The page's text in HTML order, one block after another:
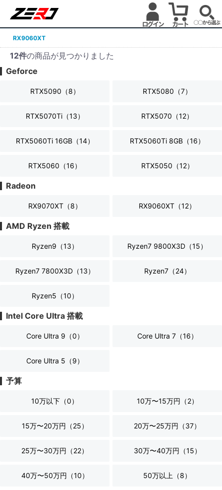
RX9060XT
12件の商品が見つかりました
Geforce
RTX5090（8） RTX5080（7）
RTX5070Ti（13） RTX5070（12）
RTX5060Ti 16GB（14） RTX5060Ti 8GB（16）
RTX5060（16） RTX5050（12）
Radeon
RX9070XT（8） RX9060XT（12）
AMD Ryzen 搭載
Ryzen9（13） Ryzen7 9800X3D（15）
Ryzen7 7800X3D（13） Ryzen7（24）
Ryzen5（10）
Intel Core Ultra 搭載
Core Ultra 9（0） Core Ultra 7（16）
Core Ultra 5（9）
予算
10万以下（0） 10万〜15万円（2）
15万〜20万円（25） 20万〜25万円（37）
25万〜30万円（22） 30万〜40万円（15）
40万〜50万円（10） 50万以上（8）